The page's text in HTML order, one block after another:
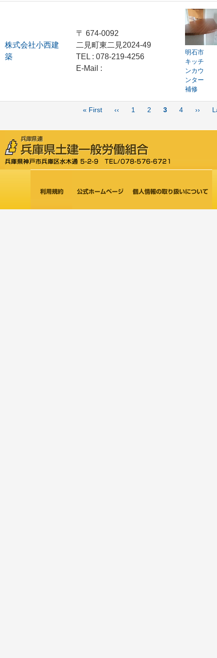
株式会社小西建
築
〒 674-0092
二見町東二見2024-49
TEL : 078-219-4256
E-Mail :
明石市
キッチ
ンカウ
ンター
補修
送
先
ペ
ジ
« First
前
ー
‹‹ Page
1 Page
2
カ
ン
ー
ジ
3 Page
4
次
ー
››